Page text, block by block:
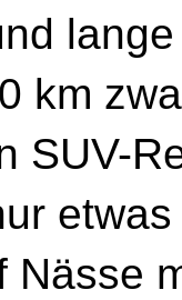
km
SUV-
Nässe